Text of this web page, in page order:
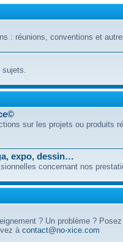
: réunions, conventions et
sujets.
sur les projets ou produits
expo, dessin…
concernant nos
? Un problème ?
à contact@no-xice.com